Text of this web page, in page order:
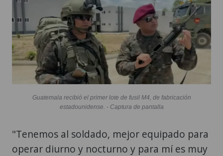
Guatemala recibió el primer lote de fusil M4, de fabricación
estadounidense. - Captura de pantalla
"Tenemos al soldado, mejor equipado para
operar diurno y nocturno y para mí es muy